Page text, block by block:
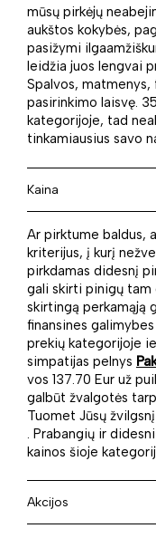
mūsų pirkėjų
aukštos kokybės,
pasižymi
leidžia juos lengvai
Spalvos, matmenys,
pasirinkimo laisvę.
kategorijoje, tad
tinkamiausius savo
Kaina
Ar pirktume baldus,
kriterijus, į kurį
pirkdamas didesnį
gali skirti pinigų
skirtingą perkamąją
finansines
prekių kategorijoje
simpatijas pelnys
vos 137.70 Eur už
galbūt žvalgotės
Tuomet Jūsų
. Prabangių ir
kainos šioje
Akcijos